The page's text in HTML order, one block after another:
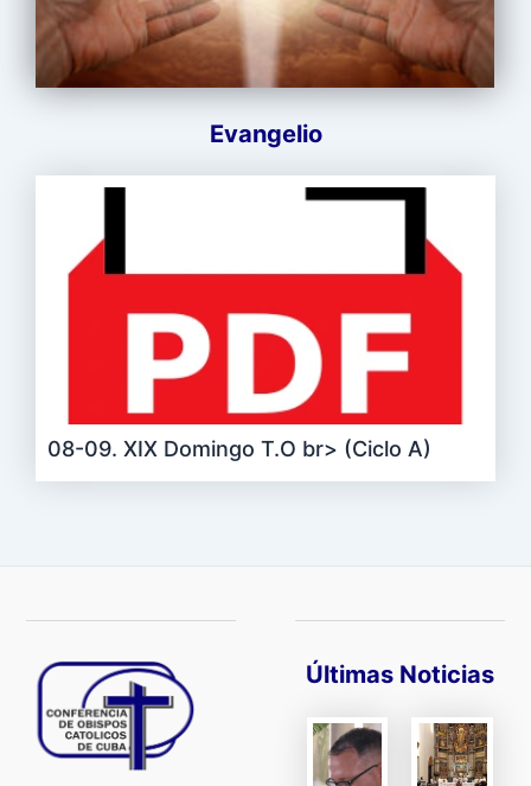
Evangelio
08-09. XIX Domingo T.O br> (Ciclo A)
Últimas Noticias